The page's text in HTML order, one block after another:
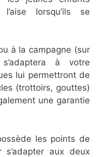
lorsqu’ils se
à la campagne (sur
à votre
lui permettront de
(trottoirs, gouttes)
une garantie
les points de
s’adapter aux deux